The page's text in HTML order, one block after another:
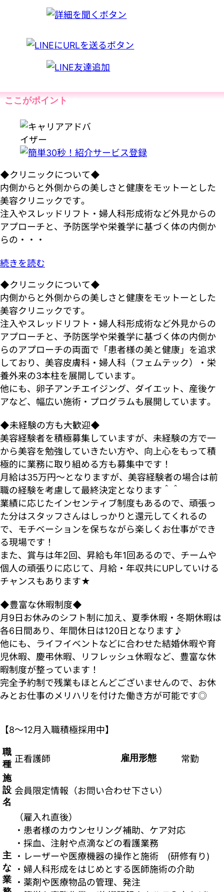
ここがポイント
◆クリニックについて◆
内側からと外側からの美しさと健康をモットーとした
美容クリニックです。
注入やスレッドリフト・婦人科形成術など外見からの
アプローチと、予防医学や栄養学に基づく体の内側か
らの・・・
続きを読む
◆クリニックについて◆
内側からと外側からの美しさと健康をモットーとした
美容クリニックです。
注入やスレッドリフト・婦人科形成術など外見からの
アプローチと、予防医学や栄養学に基づく体の内側か
らのアプローチの両面で「患者様の美と健康」を追求
しており、美容皮膚科・婦人科（フェムテック）・栄
養外来の3本柱を展開しています。
他にも、卵子アンチエイジング、ダイエット、産後ケ
アなど、幅広い施術・プログラムも展開しています。
◆未経験の方も大歓迎◆
美容経験者を積極募集していますが、未経験の方で一
から美容を勉強していきたい方や、向上心をもって積
極的に業務に取り組める方も募集中です！
月給は35万円～となりますが、美容経験者の場合は前
職の経験を考慮して最終決定となります＾＾
業績に応じたインセンティブ制度もあるので、頑張っ
た分はスタッフさんはしっかりと還元してくれるの
で、モチベーションを保ちながら楽しくお仕事ができ
る現場です！
また、賞与は年2回、昇給も年1回あるので、チームや
個人の頑張りに応じて、月給・年収共にUPしていける
チャンスもあります★
◆豊富な休暇制度◆
月9日お休みのシフト制に加え、夏季休暇・冬期休暇は
各6日間あり、年間休日は120日となります♪
他にも、ライフイベントなどに合わせた結婚休暇や育
児休暇、慶弔休暇、リフレッシュ休暇など、豊富な休
暇制度が整っています！
完全予約制で残業もほとんどございませんので、お休
みとお仕事のメリハリを付けた働き方が可能です◎
【8～12月入職積極採用中】
職
種 正看護師 雇用形態
常勤
施
設
名
会員限定情報（お問い合わせ下さい）
主
な
業
（雇入れ直後）
・患者様のカウンセリング補助、ケア対応
・採血、注射や点滴などの看護業務
・レーザーや医療機器の操作と施術 (研修有り)
・婦人科形成をはじめとする医師施術の介助
・薬剤や医療物品の管理、発注